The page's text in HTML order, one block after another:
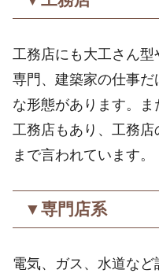
工務店にも大工さん
専門、建築家の仕事だ
な形態があります。
工務店もあり、工務
まで言われています。
▼専門店系
電気、ガス、水道など